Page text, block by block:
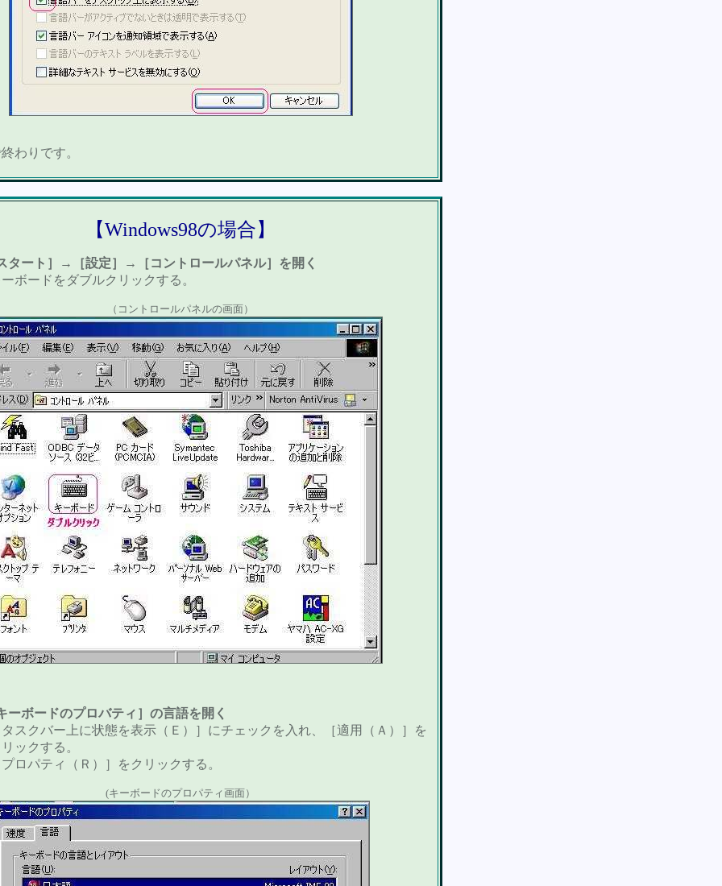
りです。
【Windows98の場合】
タート］→［設定］→［コントロールパネル］を開く
ボードをダブルクリックする。
（コントロールパネルの画面）
ーボードのプロバティ］の言語を開く
スクバー上に状態を表示（Ｅ）］にチェックを入れ、［適用（Ａ）］を
ックする。
ロパティ（Ｒ）］をクリックする。
(キーボードのプロパティ画面）